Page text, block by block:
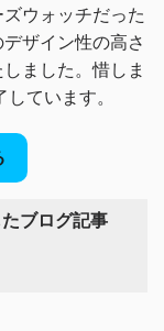
ウォッチだった
デザイン性の高さ
ました。惜しま
ています。
ブログ記事